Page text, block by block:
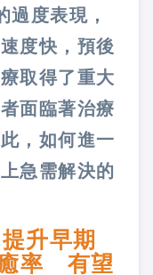
度表現，
度快，預後
取得了重大
面臨著治療
，如何進一
急需解決的
升早期
率 有望